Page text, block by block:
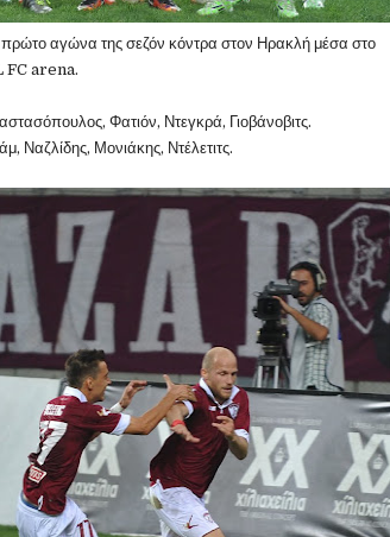
αγώνα της σεζόν κόντρα στον Ηρακλή μέσα στο
FC arena.
Φατιόν, Ντεγκρά, Γιοβάνοβιτς.
Ναζλίδης, Μονιάκης, Ντέλετιτς.